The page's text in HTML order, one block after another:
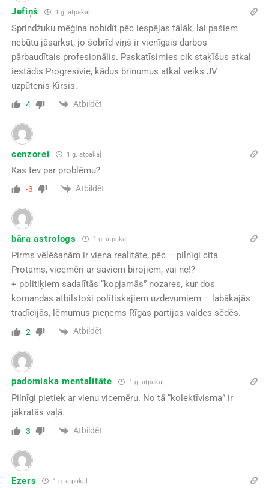
Jefiņš 1 g. atpakaļ
Sprindžuku mēģina nobīdīt pēc iespējas tālāk, lai pašiem
nebūtu jāsarkst, jo šobrīd viņš ir vienīgais darbos
pārbaudītais profesionālis. Paskatīsimies cik staķīšus atkal
iestādīs Progresīvie, kādus brīnumus atkal veiks JV
uzpūtenis Ķirsis.
4 Atbildēt
cenzorei 1 g. atpakaļ
Kas tev par problēmu?
-3 Atbildēt
bāra astrologs 1 g. atpakaļ
Pirms vēlēšanām ir viena realītāte, pēc – pilnīgi cita
Protams, vicemēri ar saviem birojiem, vai ne!?
+ politiķiem sadalītās “kopjamās” nozares, kur dos
komandas atbilstoši politiskajiem uzdevumiem – labākajās
tradīcijās, lēmumus pieņems Rīgas partijas valdes sēdēs.
2 Atbildēt
padomiska mentalitāte 1 g. atpakaļ
Pilnīgi pietiek ar vienu vicemēru. No tā “kolektīvisma” ir
jākratās vaļā.
3 Atbildēt
Ezers 1 g. atpakaļ